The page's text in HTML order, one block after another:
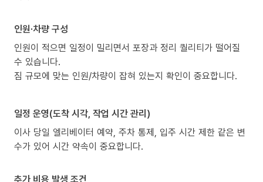
인원·차량 구성
인원이 적으면 일정이 밀리면서 포장과 정리 퀄리티가 떨어질
수 있습니다.
짐 규모에 맞는 인원/차량이 잡혀 있는지 확인이 중요합니다.
일정 운영(도착 시각, 작업 시간 관리)
이사 당일 엘리베이터 예약, 주차 통제, 입주 시간 제한 같은 변
수가 있어 시간 약속이 중요합니다.
추가 비용 발생 조건